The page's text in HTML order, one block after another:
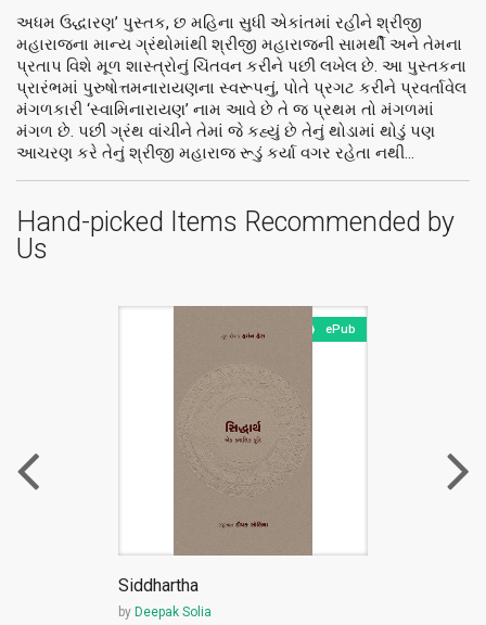
અધમ ઉદ્ધારણ’ પુસ્તક, છ મહિના સુધી એકાંતમાં રહીને શ્રીજી
મહારાજના માન્ય ગ્રંથોમાંથી શ્રીજી મહારાજની સામર્થી અને તેમના
પ્રતાપ વિશે મૂળ શાસ્ત્રોનું ચિંતવન કરીને પછી લખેલ છે. આ પુસ્તકના
પ્રારંભમાં પુરુષોત્તમનારાયણના સ્વરૂપનું, પોતે પ્રગટ કરીને પ્રવર્તાવેલ
મંગળકારી ‘સ્વામિનારાયણ’ નામ આવે છે તે જ પ્રથમ તો મંગળમાં
મંગળ છે. પછી ગ્રંથ વાંચીને તેમાં જે કહ્યું છે તેનું થોડામાં થોડું પણ
આચરણ કરે તેનું શ્રીજી મહારાજ રૂડું કર્યા વગર રહેતા નથી...
Hand-picked Items Recommended by
Us
ePub
Siddhartha
by Deepak Solia